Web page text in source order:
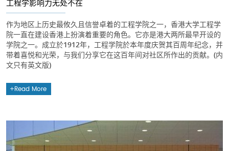
工程学影响力无处不在
作为地区上历史最攸久且信誉卓着的工程学院之一，香港大学工程学
院一直在建设香港上扮演着重要的角色。它亦是港大两所最早开设的
学院之一。成立於1912年，工程学院於本年度庆贺其百周年纪念，并
带着喜悦和光荣，与我们分享它在这百年间对社区所作出的贡献。(内
文只有英文版)
Read More